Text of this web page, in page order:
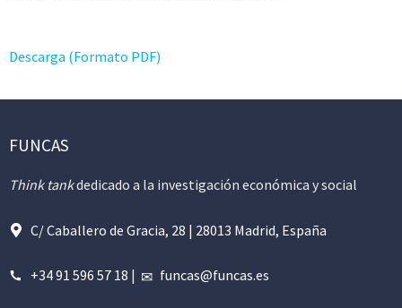
Descarga (Formato PDF)
FUNCAS
Think tankdedicado a la investigación económica y social
C/ Caballero de Gracia, 28 | 28013 Madrid, España
+34 91 596 57 18 | funcas@funcas.es